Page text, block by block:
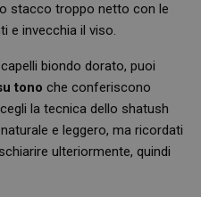
stacco troppo netto con le
e invecchia il viso.
biondo dorato, puoi
tono che conferiscono
la tecnica dello shatush
e leggero, ma ricordati
ulteriormente, quindi